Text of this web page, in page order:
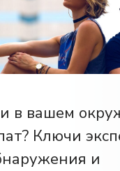
в вашем
Ключи
и